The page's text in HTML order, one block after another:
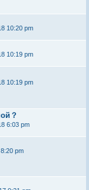
10:20 pm
10:19 pm
10:19 pm
？
6:03 pm
pm